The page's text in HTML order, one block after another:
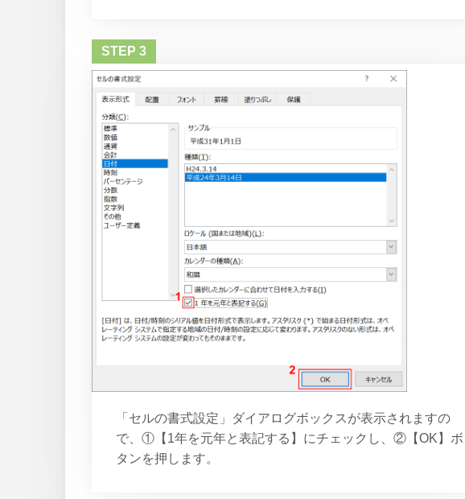
「セルの書式設定」ダイアログボックスが表示されますの
で、①【1年を元年と表記する】にチェックし、②【OK】ボ
タンを押します。